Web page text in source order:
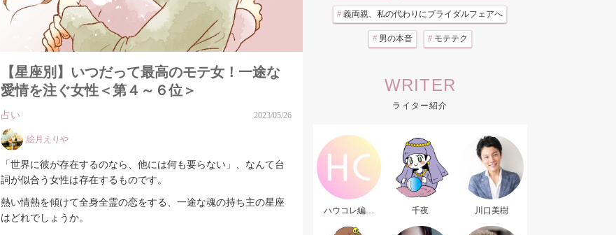
【星座別】いつだって最高のモテ女！一途な
愛情を注ぐ女性＜第４～６位＞
占い 2023/05/26
絵月えりや
「世界に彼が存在するのなら、他には何も要らない」、なんて台
詞が似合う女性は存在するものです。
熱い情熱を傾けて全身全霊の恋をする、一途な魂の持ち主の星座
はどれでしょうか。
# 義両親、私の代わりにブライダルフェアへ
# 男の本音 # モテテク
WRITER
ライター紹介
ハウコレ編集
千夜 川口美樹